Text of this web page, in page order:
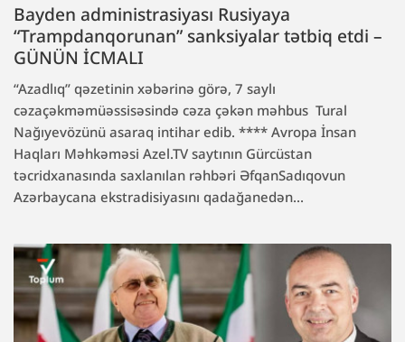
Bayden administrasiyası Rusiyaya
“Trampdanqorunan” sanksiyalar tətbiq etdi –
GÜNÜN İCMALI
“Azadlıq” qəzetinin xəbərinə görə, 7 saylı
cəzaçəkməmüəssisəsində cəza çəkən məhbus Tural
Nağıyevözünü asaraq intihar edib. **** Avropa İnsan
Haqları Məhkəməsi Azel.TV saytının Gürcüstan
təcridxanasında saxlanılan rəhbəri ƏfqanSadıqovun
Azərbaycana ekstradisiyasını qadağanedən...